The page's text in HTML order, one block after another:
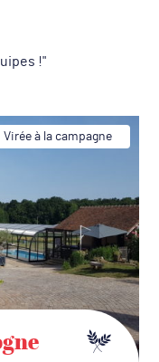
!
Virée à la campagne